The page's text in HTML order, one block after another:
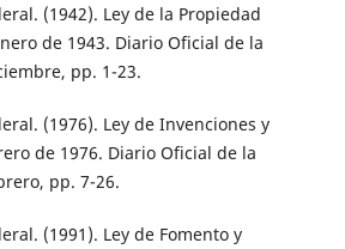
(1942). Ley de la Propiedad
de 1943. Diario Oficial de la
pp. 1-23.
(1976). Ley de Invenciones y
de 1976. Diario Oficial de la
pp. 7-26.
(1991). Ley de Fomento y